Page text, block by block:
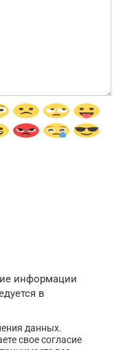
информации
в
данных.
свое согласие